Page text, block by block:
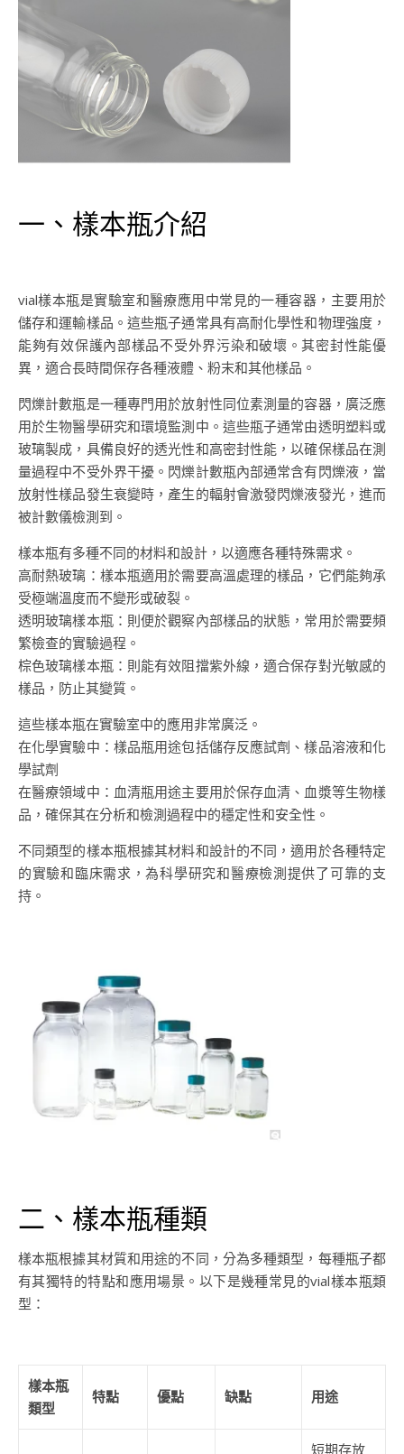
一、樣本瓶介紹
vial樣本瓶是實驗室和醫療應用中常見的一種容器，主要用於
儲存和運輸樣品。這些瓶子通常具有高耐化學性和物理強度，
能夠有效保護內部樣品不受外界污染和破壞。其密封性能優
異，適合長時間保存各種液體、粉末和其他樣品。
閃爍計數瓶是一種專門用於放射性同位素測量的容器，廣泛應
用於生物醫學研究和環境監測中。這些瓶子通常由透明塑料或
玻璃製成，具備良好的透光性和高密封性能，以確保樣品在測
量過程中不受外界干擾。閃爍計數瓶內部通常含有閃爍液，當
放射性樣品發生衰變時，產生的輻射會激發閃爍液發光，進而
被計數儀檢測到。
樣本瓶有多種不同的材料和設計，以適應各種特殊需求。
高耐熱玻璃：樣本瓶適用於需要高溫處理的樣品，它們能夠承
受極端溫度而不變形或破裂。
透明玻璃樣本瓶：則便於觀察內部樣品的狀態，常用於需要頻
繁檢查的實驗過程。
棕色玻璃樣本瓶：則能有效阻擋紫外線，適合保存對光敏感的
樣品，防止其變質。
這些樣本瓶在實驗室中的應用非常廣泛。
在化學實驗中：樣品瓶用途包括儲存反應試劑、樣品溶液和化
學試劑
在醫療領域中：血清瓶用途主要用於保存血清、血漿等生物樣
品，確保其在分析和檢測過程中的穩定性和安全性。
不同類型的樣本瓶根據其材料和設計的不同，適用於各種特定
的實驗和臨床需求，為科學研究和醫療檢測提供了可靠的支
持。
二、樣本瓶種類
樣本瓶根據其材質和用途的不同，分為多種類型，每種瓶子都
有其獨特的特點和應用場景。以下是幾種常見的vial樣本瓶類
型：
樣本瓶
類型
特點 優點 缺點 用途
短期存放